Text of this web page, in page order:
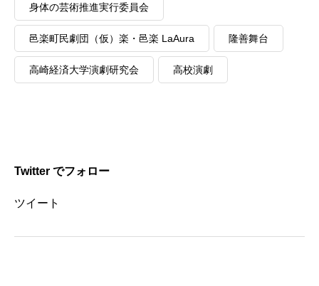
身体の芸術推進実行委員会
邑楽町民劇団（仮）楽・邑楽 LaAura 隆善舞台
高崎経済大学演劇研究会 高校演劇
Twitter でフォロー
ツイート